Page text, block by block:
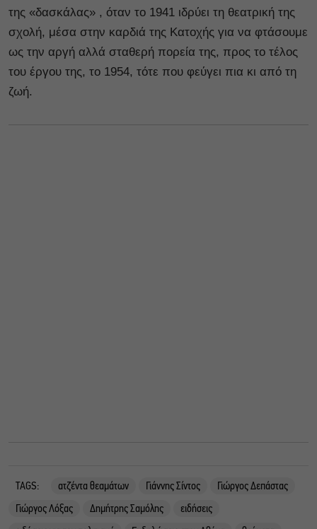
της «δασκάλας» , όταν το 1941 ιδρύει τη θεατρική της
σχολή, μέσα στην καρδιά της Κατοχής για να φτάσουμε
ως την αργή αλλά σταθερή πορεία της, προς το τέλος
του έργου της, το 1954, τότε που φεύγει πια κι από τη
ζωή.
TAGS: ατζέντα θεαμάτων Γιάννης Σίντος
Γιώργος Δεπάστας
Γιώργος Λόξας
Δημήτρης Σαμόλης
ειδήσεις